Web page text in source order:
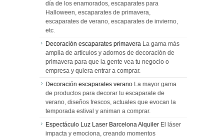
día de los enamorados, escaparates para
Halloween, escaparates de primavera,
escaparates de verano, escaparates de invierno,
etc.
Decoración escaparates primavera La gama más
amplia de artículos y adornos de decoración de
primavera para que la gente vea tu negocio o
empresa y quiera entrar a comprar.
Decoración escaparates verano La mayor gama
de productos para decorar tu escaparate de
verano, diseños frescos, actuales que evocan la
temporada estival y animan a comprar.
Espectáculo Luz Laser Barcelona Alquiler El láser
impacta y emociona, creando momentos